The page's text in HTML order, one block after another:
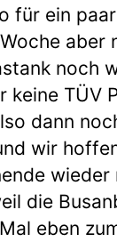
für ein
aber
noch
keine TÜV
dann
wir
die
eben